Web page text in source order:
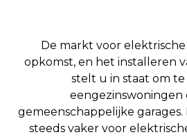
De markt voor
opkomst, en het installeren
stelt u in staat om
eengezinswoningen
gemeenschappelijke
steeds vaker voor